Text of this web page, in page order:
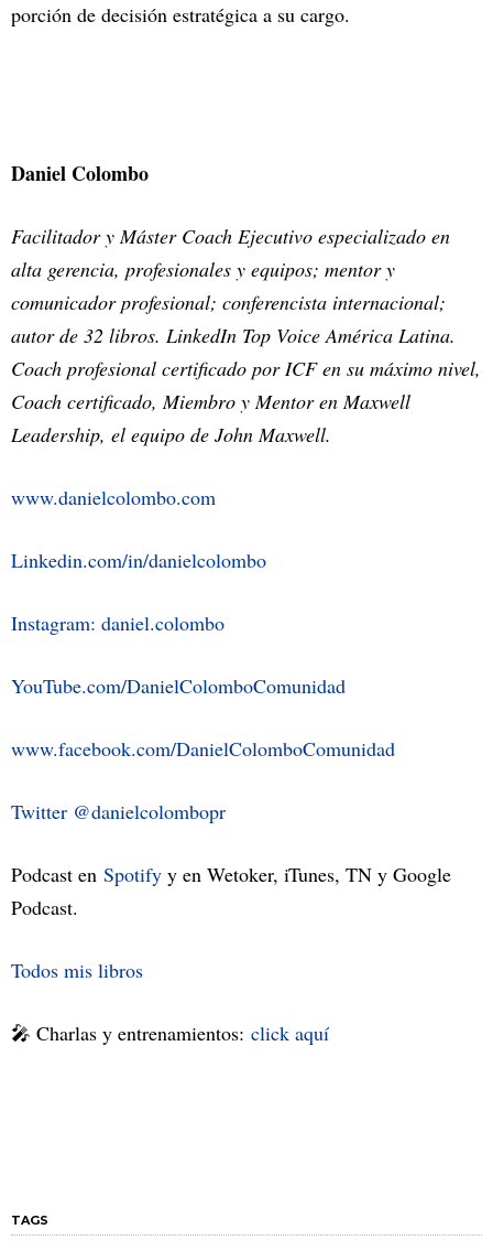
porción de decisión estratégica a su cargo.
Daniel Colombo
Facilitador y Máster Coach Ejecutivo especializado en
alta gerencia, profesionales y equipos; mentor y
comunicador profesional; conferencista internacional;
autor de 32 libros. LinkedIn Top Voice América Latina.
Coach profesional certificado por ICF en su máximo nivel,
Coach certificado, Miembro y Mentor en Maxwell
Leadership, el equipo de John Maxwell.
www.danielcolombo.com
Linkedin.com/in/danielcolombo
Instagram: daniel.colombo
YouTube.com/DanielColomboComunidad
www.facebook.com/DanielColomboComunidad
Twitter @danielcolombopr
Podcast en Spotify y en Wetoker, iTunes, TN y Google
Podcast.
Todos mis libros
🎤 Charlas y entrenamientos: click aquí
TAGS